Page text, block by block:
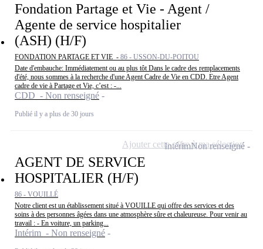
Fondation Partage et Vie - Agent /
Agente de service hospitalier
(ASH) (H/F)
FONDATION PARTAGE ET VIE - 86 - USSON-DU-POITOU
Date d'embauche: Immédiatement ou au plus tôt Dans le cadre des remplacements
d'été, nous sommes à la recherche d'une Agent Cadre de Vie en CDD. Etre Agent
cadre de vie à Partage et Vie, c’est : -...
CDD - Non renseigné
Publié il y a plus de 30 jours
AGENT DE SERVICE
HOSPITALIER (H/F)
86 - VOUILLÉ
Notre client est un établissement situé à VOUILLE qui offre des services et des
soins à des personnes âgées dans une atmosphère sûre et chaleureuse. Pour venir au
travail : - En voiture, un parking...
Intérim - Non renseigné
IntérimNon renseigné
Ajouter cette offre à ma sélection